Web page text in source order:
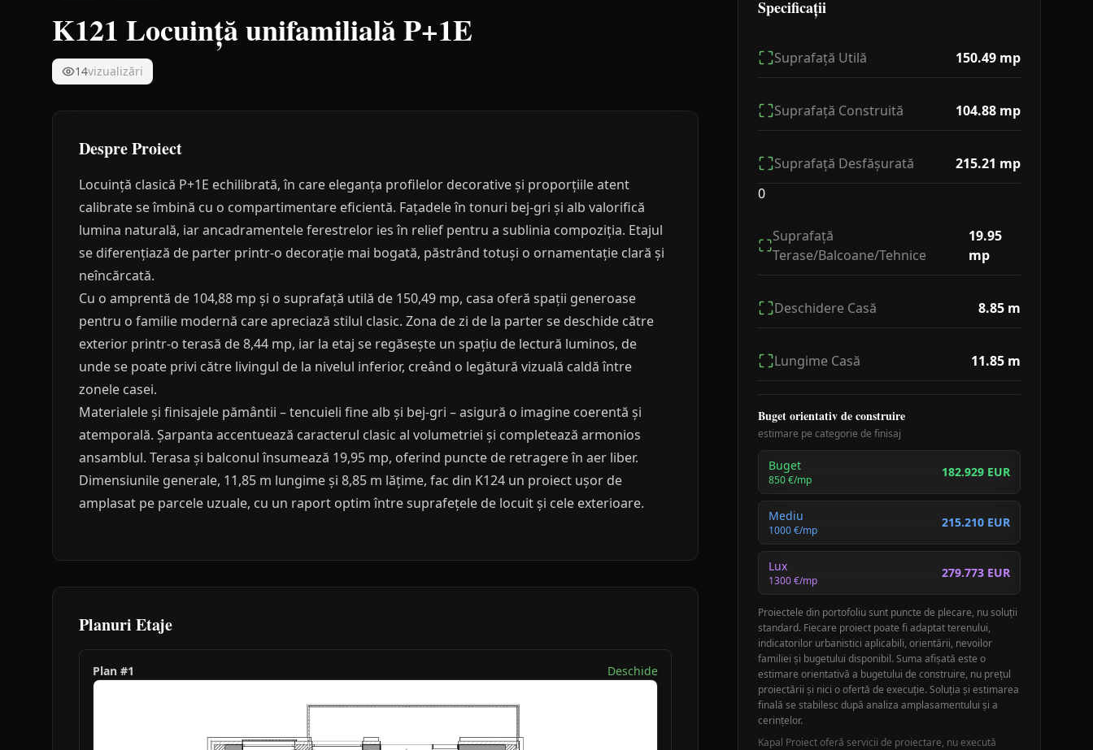
K121 Locuință unifamilială P+1E
14vizualizări
Despre Proiect
Locuință clasică P+1E echilibrată, în care eleganța profilelor decorative și proporțiile atent
calibrate se îmbină cu o compartimentare eficientă. Fațadele în tonuri bej-gri și alb valorifică
lumina naturală, iar ancadramentele ferestrelor ies în relief pentru a sublinia compoziția. Etajul
se diferențiază de parter printr-o decorație mai bogată, păstrând totuși o ornamentație clară și
neîncărcată.
Cu o amprentă de 104,88 mp și o suprafață utilă de 150,49 mp, casa oferă spații generoase
pentru o familie modernă care apreciază stilul clasic. Zona de zi de la parter se deschide către
exterior printr-o terasă de 8,44 mp, iar la etaj se regăsește un spațiu de lectură luminos, de
unde se poate privi către livingul de la nivelul inferior, creând o legătură vizuală caldă între
zonele casei.
Materialele și finisajele pământii – tencuieli fine alb și bej-gri – asigură o imagine coerentă și
atemporală. Șarpanta accentuează caracterul clasic al volumetriei și completează armonios
ansamblul. Terasa și balconul însumează 19,95 mp, oferind puncte de retragere în aer liber.
Dimensiunile generale, 11,85 m lungime și 8,85 m lățime, fac din K124 un proiect ușor de
amplasat pe parcele uzuale, cu un raport optim între suprafețele de locuit și cele exterioare.
Planuri Etaje
Plan #1 Deschide
Specificații
Suprafață Utilă 150.49mp
Suprafață Construită 104.88mp
Suprafață Desfășurată 215.21 mp
0
Suprafață
Terase/Balcoane/Tehnice
19.95
mp
Deschidere Casă 8.85m
Lungime Casă 11.85m
Buget orientativ de construire
estimare pe categorie de finisaj
Buget
850€/mp
182.929 EUR
Mediu
1000€/mp
215.210 EUR
Lux
1300€/mp
279.773 EUR
Proiectele din portofoliu sunt puncte de plecare, nu soluții
standard. Fiecare proiect poate fi adaptat terenului,
indicatorilor urbanistici aplicabili, orientării, nevoilor
familiei și bugetului disponibil. Suma afișată este o
estimare orientativă a bugetului de construire, nu prețul
proiectării și nici o ofertă de execuție. Soluția și estimarea
finală se stabilesc după analiza amplasamentului și a
cerințelor.
Kapal Proiect oferă servicii de proiectare, nu execută